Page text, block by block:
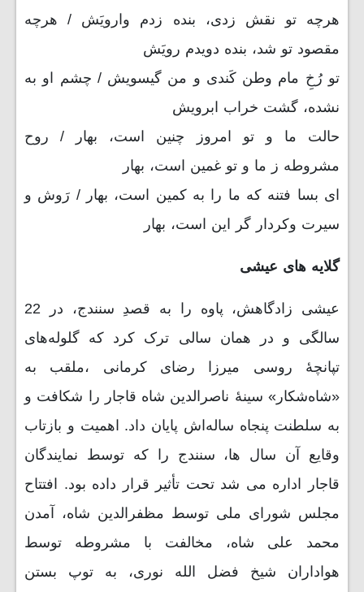
هرچه تو نقش زدی، بنده زدم وارویَش / هرچه
مقصود تو شد، بنده دویدم رویَش
تو رُخِ مام وطن کَندی و من گیسویش / چشم او به
نشده، گشت خراب ابرویش
حالت ما و تو امروز چنین است، بهار / روح
مشروطه ز ما و تو غمین است، بهار
ای بسا فتنه که ما را به کمین است، بهار / رَوش و
سیرت وکردار گر این است، بهار
گلایه های عیشی
عیشی زادگاهش، پاوه را به قصدِ سنندج، در 22
سالگی و در همان سالی ترک کرد که گلوله‌های
تپانچۀ روسی میرزا رضای کرمانی ،ملقب به
«شاه‌شکار» سینۀ ناصرالدین شاه قاجار را شکافت و
به سلطنت پنجاه ساله‌اش پایان داد. اهمیت و بازتاب
وقایع آن سال ها، سنندج را که توسط نمایندگان
قاجار اداره می شد تحت تأثیر قرار داده بود. افتتاح
مجلس شورای ملی توسط مظفرالدین شاه، آمدن
محمد علی شاه، مخالفت با مشروطه توسط
هواداران شیخ فضل الله نوری، به توپ بستن